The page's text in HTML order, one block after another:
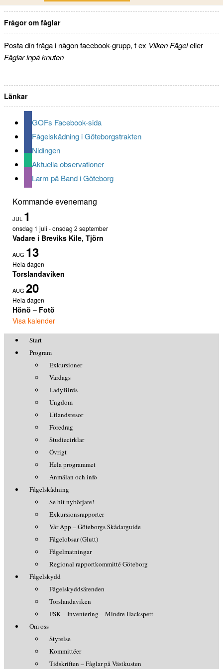
Frågor om fåglar
Posta din fråga i någon facebook-grupp, t ex Vilken Fågeleller
Fåglar inpå knuten
Länkar
GOFs Facebook-sida
Fågelskådning i Göteborgstrakten
Nidingen
Aktuella observationer
Larm på Band i Göteborg
Kommande evenemang
JUL 1
onsdag 1 juli -onsdag 2 september
Vadare i Breviks Kile, Tjörn
AUG 13
Hela dagen
Torslandaviken
AUG 20
Hela dagen
Hönö – Fotö
Visa kalender
Start
Program
Exkursioner
Vardags
LadyBirds
Ungdom
Utlandsresor
Föredrag
Studiecirklar
Övrigt
Hela programmet
Anmälan och info
Fågelskådning
Se hit nybörjare!
Exkursionsrapporter
Vår App – Göteborgs Skådarguide
Fågelobsar (Glutt)
Fågelmatningar
Regional rapportkommitté Göteborg
Fågelskydd
Fågelskyddsärenden
Torslandaviken
FSK – Inventering – Mindre Hackspett
Om oss
Styrelse
Kommittéer
Tidskriften – Fåglar på Västkusten